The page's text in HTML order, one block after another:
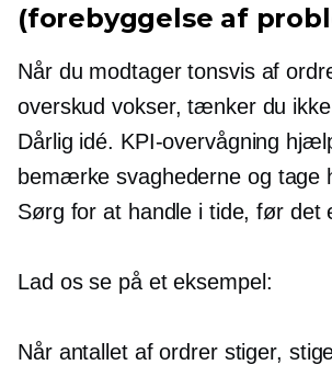
(forebyggelse af
Når du modtager tonsvis af
overskud vokser, tænker du
Dårlig idé. KPI-overvågning
bemærke svaghederne og tage
Sørg for at handle i tide, før det
Lad os se på et eksempel:
Når antallet af ordrer stiger,